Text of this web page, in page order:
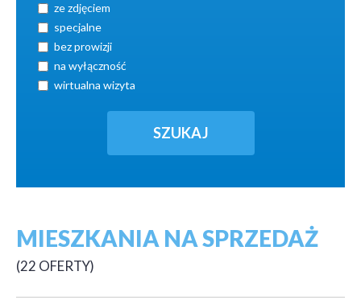
ze zdjęciem
specjalne
bez prowizji
na wyłączność
wirtualna wizyta
MIESZKANIA NA SPRZEDAŻ
22 OFERTY